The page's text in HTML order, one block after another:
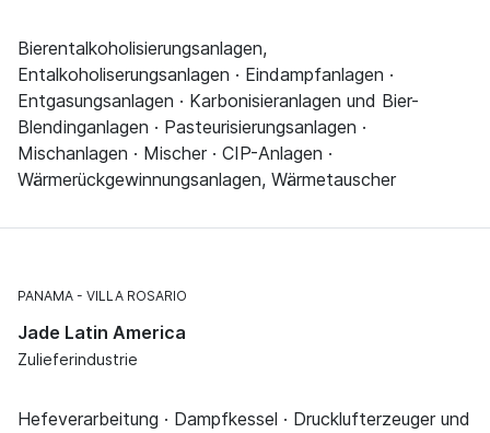
Bierentalkoholisierungsanlagen,
Entalkoholiserungsanlagen · Eindampfanlagen ·
Entgasungsanlagen · Karbonisieranlagen und Bier-
Blendinganlagen · Pasteurisierungsanlagen ·
Mischanlagen · Mischer · CIP-Anlagen ·
Wärmerückgewinnungsanlagen, Wärmetauscher
PANAMA VILLA ROSARIO
Jade Latin America
Zulieferindustrie
Hefeverarbeitung · Dampfkessel · Drucklufterzeuger und